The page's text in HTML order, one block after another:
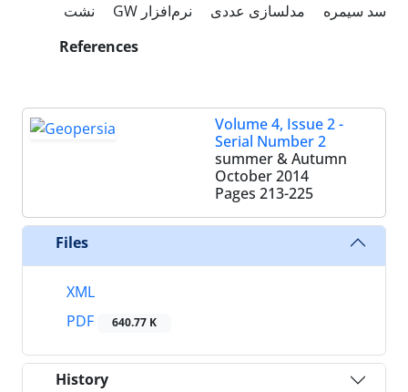
سد سیمره مدلسازی عددی نرم‌افزار GW
نشت
References
Volume 4, Issue 2 -
Serial Number 2
summer & Autumn
October 2014
Pages 213-225
Files
XML
PDF
640.77 K
History